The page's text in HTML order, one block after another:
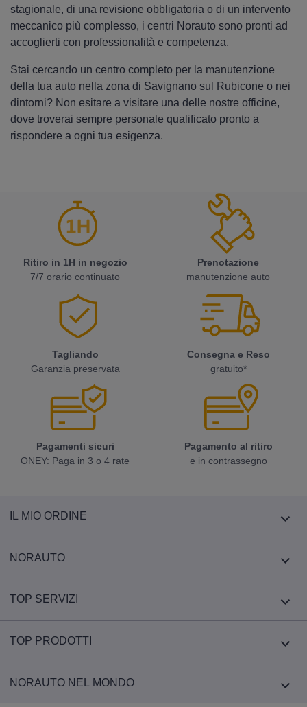
stagionale, di una revisione obbligatoria o di un intervento
meccanico più complesso, i centri Norauto sono pronti ad
accoglierti con professionalità e competenza.
Stai cercando un centro completo per la manutenzione
della tua auto nella zona di Savignano sul Rubicone o nei
dintorni? Non esitare a visitare una delle nostre officine,
dove troverai sempre personale qualificato pronto a
rispondere a ogni tua esigenza.
IL MIO ORDINE
NORAUTO
TOP SERVIZI
TOP PRODOTTI
NORAUTO NEL MONDO
Ritiro in 1H in negozio
7/7 orario continuato
Prenotazione
manutenzione auto
Tagliando
Garanzia preservata
Consegna e Reso
gratuito*
Pagamenti sicuri
ONEY: Paga in 3 o 4 rate
Pagamento al ritiro
e in contrassegno